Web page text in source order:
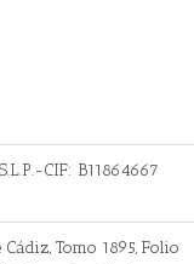
CIF: B11864667
Tomo 1895, Folio